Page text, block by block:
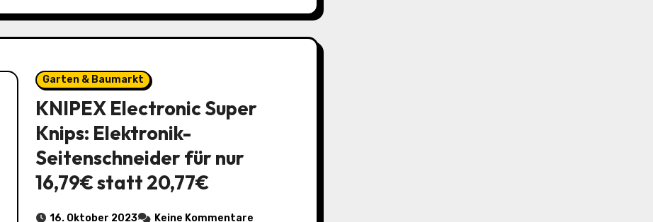
Garten & Baumarkt
KNIPEX Electronic Super
Knips: Elektronik-
Seitenschneider für nur
16,79€ statt 20,77€
16. Oktober 2023 Keine Kommentare